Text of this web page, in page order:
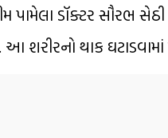
પામેલા ડૉક્ટર સૌરભ
શરીરનો થાક